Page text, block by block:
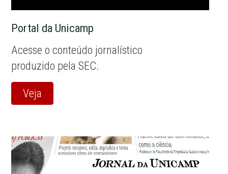
Portal da Unicamp
Acesse o conteúdo jornalístico
produzido pela SEC.
Veja